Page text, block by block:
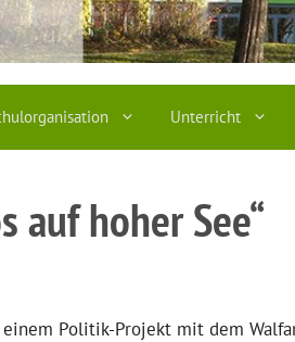
Unterricht
auf hoher See“
Politik-Projekt mit dem